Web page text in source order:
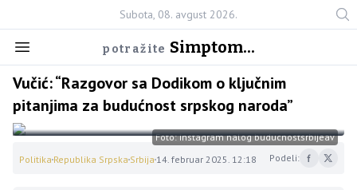
Subota, 08. avgust 2026.
potražite Simptom...
Vučić: “Razgovor sa Dodikom o ključnim
pitanjima za budućnost srpskog naroda”
Foto: instagram nalog buducnostsrbijeav
Politika Republika Srpska Srbija 14. februar 2025. 12:18 Podeli: